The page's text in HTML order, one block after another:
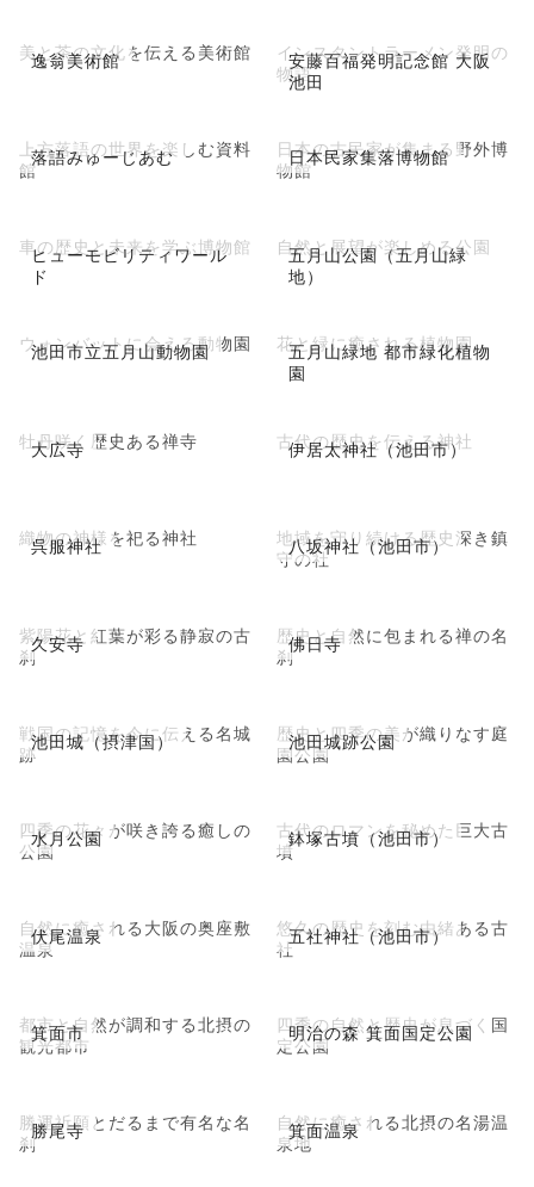
逸翁美術館
美と茶の文化を伝える美術館
安藤百福発明記念館 大阪
池田
インスタントラーメン発明の
物語
落語みゅーじあむ
上方落語の世界を楽しむ資料
館
日本民家集落博物館
日本の古民家が集まる野外博
物館
ヒューモビリティワール
ド
車の歴史と未来を学ぶ博物館
五月山公園（五月山緑
地）
自然と展望が楽しめる公園
池田市立五月山動物園
ウォンバットに会える動物園
五月山緑地 都市緑化植物
園
花と緑に癒される植物園
大広寺
牡丹咲く歴史ある禅寺 伊居太神社（池田市）
古代の歴史を伝える神社
呉服神社
織物の神様を祀る神社 八坂神社（池田市）
地域を守り続ける歴史深き鎮
守の社
久安寺
紫陽花と紅葉が彩る静寂の古
刹
佛日寺
歴史と自然に包まれる禅の名
刹
池田城（摂津国）
戦国の記憶を今に伝える名城
跡
池田城跡公園
歴史と四季の美が織りなす庭
園公園
水月公園
四季の花々が咲き誇る癒しの
公園
鉢塚古墳（池田市）
古代のロマンを秘めた巨大古
墳
伏尾温泉
自然に癒される大阪の奥座敷
温泉
五社神社（池田市）
悠久の歴史を刻む由緒ある古
社
箕面市
都市と自然が調和する北摂の
観光都市
明治の森 箕面国定公園
四季の自然と歴史が息づく国
定公園
勝尾寺
勝運祈願とだるまで有名な名
刹
箕面温泉
自然に癒される北摂の名湯温
泉地